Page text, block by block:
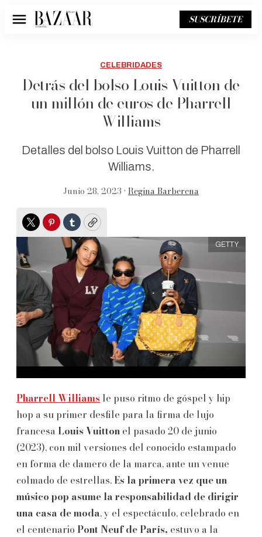
Menú SUSCRÍBETE
CELEBRIDADES
Detrás del bolso Louis Vuitton de
un millón de euros de Pharrell
Williams
Detalles del bolso Louis Vuitton de Pharrell
Williams.
Junio 28, 2023 • Regina Barberena
TwitterPinterest
TumblrCopy
GETTY
Pharrell Williams le puso ritmo de góspel y hip
hop a su primer desfile para la firma de lujo
francesa Louis Vuitton el pasado 20 de junio
(2023), con mil versiones del conocido estampado
en forma de damero de la marca, ante un venue
colmado de estrellas. Es la primera vez que un
músico pop asume la responsabilidad de dirigir
una casa de moda, y el espectáculo, celebrado en
el centenario Pont Neuf de París, estuvo a la